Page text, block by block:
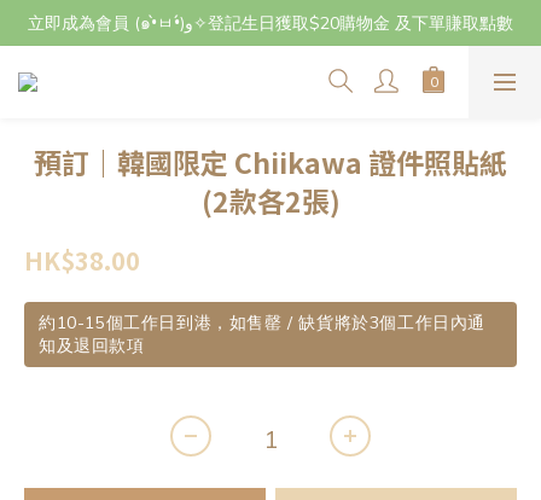
立即成為會員 (๑•̀ㅂ•́)و✧登記生日獲取$20購物金 及下單賺取點數
立即成為會員 (๑•̀ㅂ•́)و✧登記生日獲取$20購物金 及下單賺取點數
7月29日至8月3日期間因店主不在港將暫停交收及寄件，感謝~
預訂｜韓國限定 Chiikawa 證件照貼紙
(2款各2張)
HK$38.00
約10-15個工作日到港，如售罄 / 缺貨將於3個工作日內通
知及退回款項